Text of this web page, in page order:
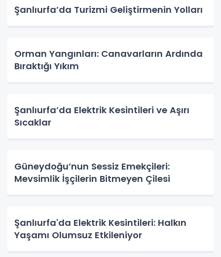
Şanlıurfa’da Turizmi Geliştirmenin Yolları
Orman Yangınları: Canavarların Ardında
Bıraktığı Yıkım
Şanlıurfa’da Elektrik Kesintileri ve Aşırı
Sıcaklar
Güneydoğu’nun Sessiz Emekçileri:
Mevsimlik İşçilerin Bitmeyen Çilesi
Şanlıurfa'da Elektrik Kesintileri: Halkın
Yaşamı Olumsuz Etkileniyor